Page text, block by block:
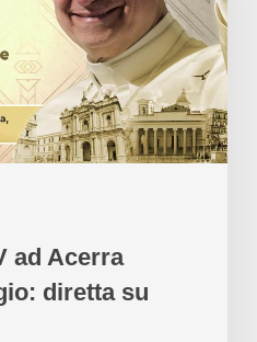
ad Acerra
diretta su